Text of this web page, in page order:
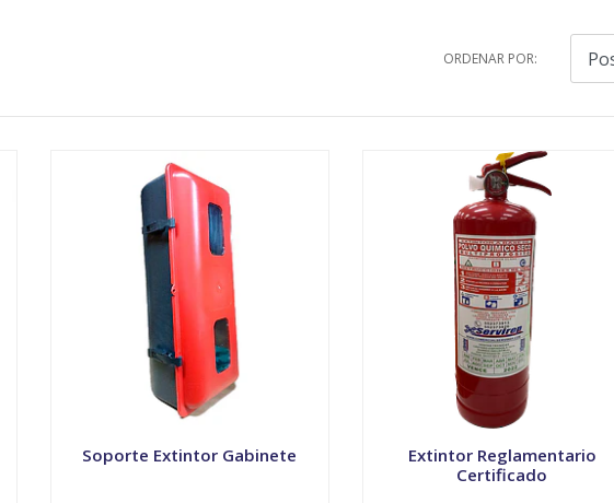
ORDENAR POR:
Soporte Extintor Gabinete
Extintor Reglamentario
Certificado